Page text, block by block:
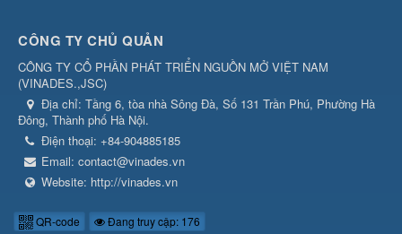
CÔNG TY CHỦ QUẢN
CÔNG TY CỔ PHẦN PHÁT TRIỂN NGUỒN MỞ VIỆT NAM
(VINADES.,JSC)
Địa chỉ: Tầng 6, tòa nhà Sông Đà, Số 131 Trần Phú, Phường Hà
Đông, Thành phố Hà Nội.
Điện thoại: +84-904885185
Email: contact@vinades.vn
Website: http://vinades.vn
QR-code Đang truy cập: 176